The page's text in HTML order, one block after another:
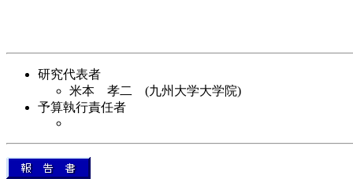
研究代表者
米本 孝二 (九州大学大学院)
予算執行責任者